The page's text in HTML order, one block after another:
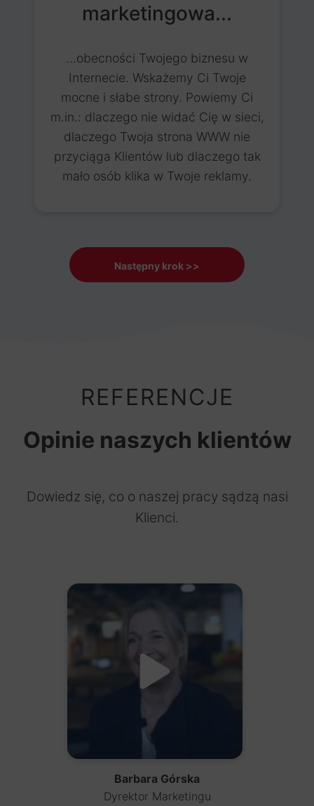
marketingowa...
...obecności Twojego biznesu w
Internecie. Wskażemy Ci Twoje
mocne i słabe strony. Powiemy Ci
m.in.: dlaczego nie widać Cię w sieci,
dlaczego Twoja strona WWW nie
przyciąga Klientów lub dlaczego tak
mało osób klika w Twoje reklamy.
Następny krok >>
REFERENCJE
Opinie naszych klientów
Dowiedz się, co o naszej pracy sądzą nasi
Klienci.
Barbara Górska
Dyrektor Marketingu